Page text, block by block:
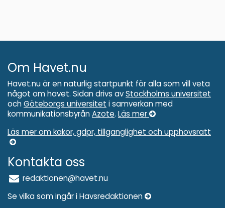
Om Havet.nu
Havet.nu är en naturlig startpunkt för alla som vill veta
något om havet. Sidan drivs avStockholms universitet
och Göteborgs universitet i samverkan med
kommunikationsbyrån Azote. Läs mer
Läs mer om kakor, gdpr, tillganglighet och upphovsratt
Kontakta oss
redaktionen@havet.nu
Se vilka som ingår i Havsredaktionen